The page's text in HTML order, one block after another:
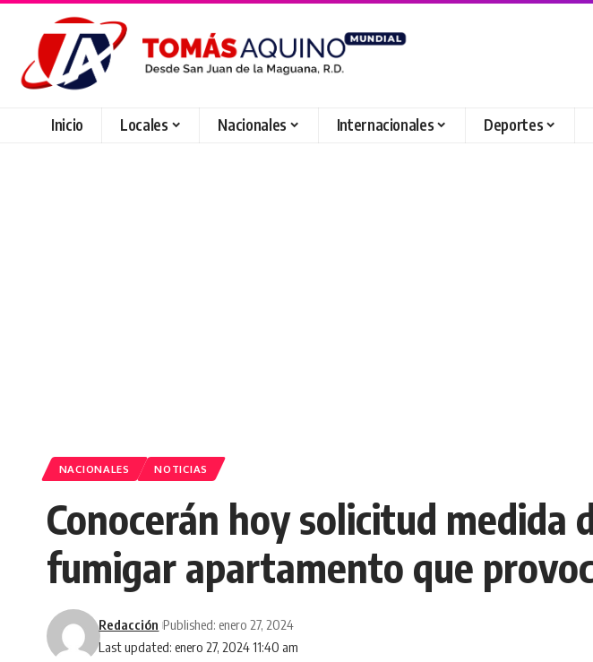
Inicio Locales Nacionales Internacionales Deportes
NACIONALES NOTICIAS
Conocerán hoy solicitud medida
fumigar apartamento que
Last updated: enero 27, 2024 11:40 am
Redacción Published: enero 27, 2024